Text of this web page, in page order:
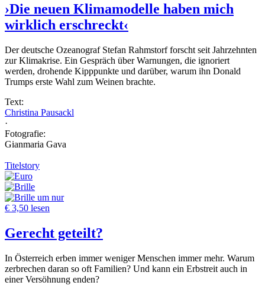
›Die neuen Klimamodelle haben mich
wirklich erschreckt‹
Der deutsche Ozeanograf Stefan Rahmstorf forscht seit Jahrzehnten
zur Klimakrise. Ein Gespräch über Warnungen, die ignoriert
werden, drohende Kipppunkte und darüber, warum ihn Donald
Trumps erste Wahl zum Weinen brachte.
Text:
Christina Pausackl
·
Fotografie:
Gianmaria Gava
Titelstory
um nur
€ 3,50 lesen
Gerecht geteilt?
In Österreich erben immer weniger Menschen immer mehr. Warum
zerbrechen daran so oft Familien? Und kann ein Erbstreit auch in
einer Versöhnung enden?